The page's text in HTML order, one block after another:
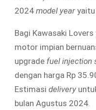
2024 model year
Bagi Kawasaki
motor impian
upgrade fuel injection
dengan harga Rp
Estimasi delivery
bulan Agustus 2024.